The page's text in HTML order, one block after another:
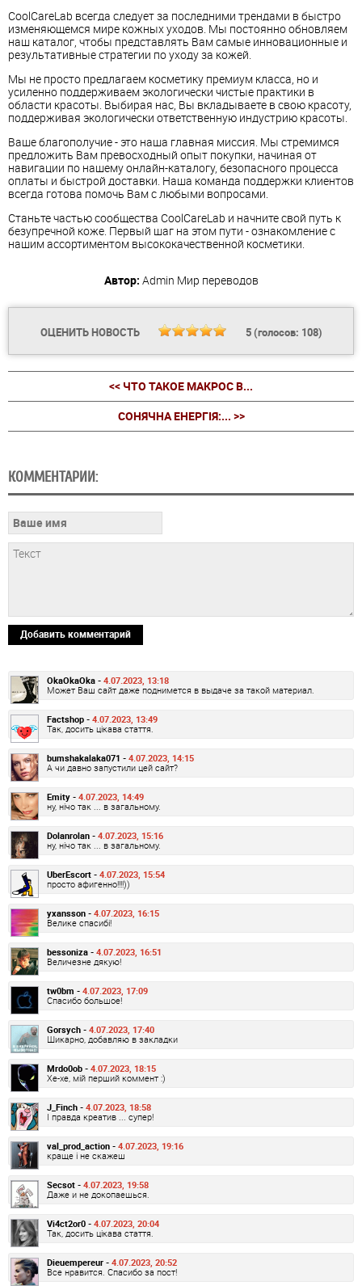
CoolCareLab всегда следует за последними трендами в быстро
изменяющемся мире кожных уходов. Мы постоянно обновляем
наш каталог, чтобы представлять Вам самые инновационные и
результативные стратегии по уходу за кожей.
Мы не просто предлагаем косметику премиум класса, но и
усиленно поддерживаем экологически чистые практики в
области красоты. Выбирая нас, Вы вкладываете в свою красоту,
поддерживая экологически ответственную индустрию красоты.
Ваше благополучие - это наша главная миссия. Мы стремимся
предложить Вам превосходный опыт покупки, начиная от
навигации по нашему онлайн-каталогу, безопасного процесса
оплаты и быстрой доставки. Наша команда поддержки клиентов
всегда готова помочь Вам с любыми вопросами.
Станьте частью сообщества CoolCareLab и начните свой путь к
безупречной коже. Первый шаг на этом пути - ознакомление с
нашим ассортиментом высококачественной косметики.
Автор: Admin Мир переводов
ОЦЕНИТЬ НОВОСТЬ 5(голосов: 108)
<< ЧТО ТАКОЕ МАКРОС В...
СОНЯЧНА ЕНЕРГІЯ:... >>
КОММЕНТАРИИ:
Добавить комментарий
OkaOkaOka - 4.07.2023, 13:18
Может Ваш сайт даже поднимется в выдаче за такой материал.
Factshop - 4.07.2023, 13:49
Так, досить цікава стаття.
bumshakalaka071 - 4.07.2023, 14:15
А чи давно запустили цей сайт?
Emity - 4.07.2023, 14:49
ну, нічо так ... в загальному.
Dolanrolan - 4.07.2023, 15:16
ну, нічо так ... в загальному.
UberEscort - 4.07.2023, 15:54
просто афигенно!!!!))
yxansson - 4.07.2023, 16:15
Велике спасибі!
bessoniza - 4.07.2023, 16:51
Величезне дякую!
tw0bm - 4.07.2023, 17:09
Спасибо большое!
Gorsych - 4.07.2023, 17:40
Шикарно, добавляю в закладки
Mrdo0ob - 4.07.2023, 18:15
Хе-хе, мій перший коммент :)
J_Finch - 4.07.2023, 18:58
І правда креатив ... супер!
val_prod_action - 4.07.2023, 19:16
краще і не скажеш
Secsot - 4.07.2023, 19:58
Даже и не докопаешься.
Vi4ct2or0 - 4.07.2023, 20:04
Так, досить цікава стаття.
Dieuempereur - 4.07.2023, 20:52
Все нравится. Спасибо за пост!